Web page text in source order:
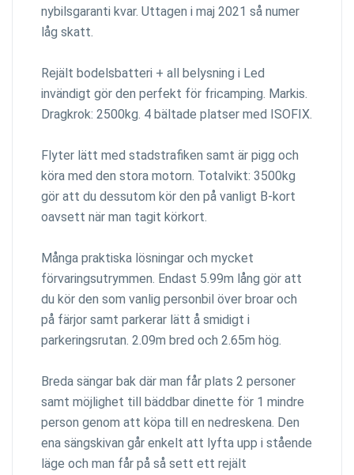
nybilsgaranti kvar. Uttagen i maj 2021 så numer
låg skatt.
Rejält bodelsbatteri + all belysning i Led
invändigt gör den perfekt för fricamping. Markis.
Dragkrok: 2500kg. 4 bältade platser med ISOFIX.
Flyter lätt med stadstrafiken samt är pigg och
köra med den stora motorn. Totalvikt: 3500kg
gör att du dessutom kör den på vanligt B-kort
oavsett när man tagit körkort.
Många praktiska lösningar och mycket
förvaringsutrymmen. Endast 5.99m lång gör att
du kör den som vanlig personbil över broar och
på färjor samt parkerar lätt å smidigt i
parkeringsrutan. 2.09m bred och 2.65m hög.
Breda sängar bak där man får plats 2 personer
samt möjlighet till bäddbar dinette för 1 mindre
person genom att köpa till en nedreskena. Den
ena sängskivan går enkelt att lyfta upp i stående
läge och man får på så sett ett rejält